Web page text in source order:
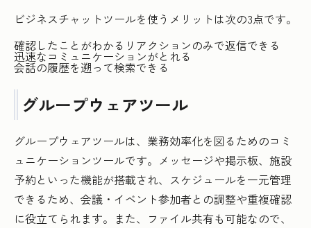
ビジネスチャットツールを使うメリットは次の3点です。
確認したことがわかるリアクションのみで返信できる
迅速なコミュニケーションがとれる
会話の履歴を遡って検索できる
グループウェアツール
グループウェアツールは、業務効率化を図るためのコミ
ュニケーションツールです。メッセージや掲示板、施設
予約といった機能が搭載され、スケジュールを一元管理
できるため、会議・イベント参加者との調整や重複確認
に役立てられます。また、ファイル共有も可能なので、